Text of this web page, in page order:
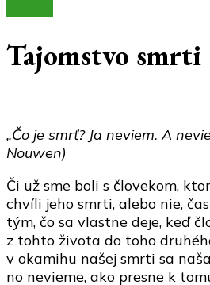
Tajomstvo smrti
„Čo je smrť? Ja neviem. A
Nouwen)
Či už sme boli s človekom,
chvíli jeho smrti, alebo nie,
tým, čo sa vlastne deje, keď
z tohto života do toho
v okamihu našej smrti sa
no nevieme, ako presne k